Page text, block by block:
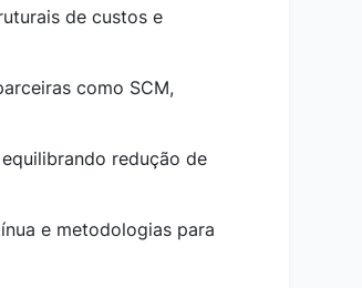
de custos e
como SCM,
redução de
e metodologias para